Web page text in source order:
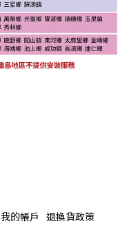
我的帳戶
退換貨政策